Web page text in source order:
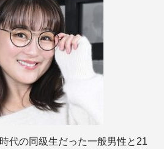
代の同級生だった一般男性と21